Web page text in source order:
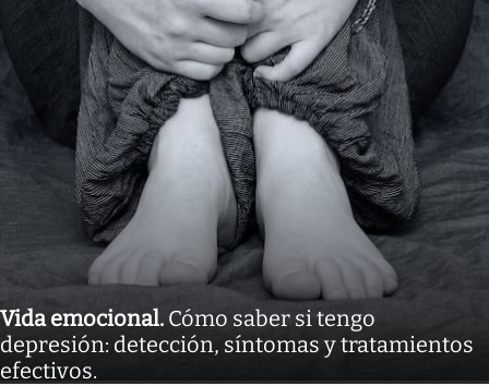
Vida emocional. Cómo saber si tengo
depresión: detección, síntomas y tratamientos
efectivos.